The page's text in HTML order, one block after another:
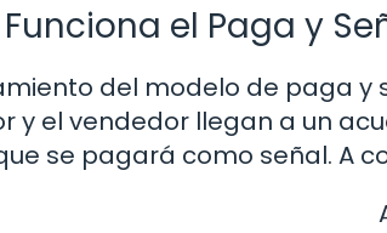
el Paga y
del modelo de paga y
y el vendedor llegan a un
se pagará como señal. A